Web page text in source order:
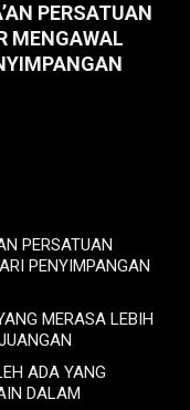
PERSATUAN
MENGAWAL
PERSATUAN
PENYIMPANGAN
MERASA LEBIH
ADA YANG
DALAM